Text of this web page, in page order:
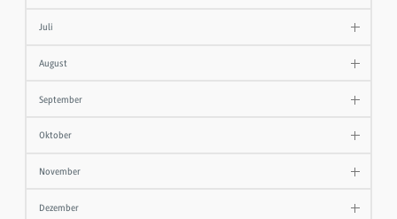
Juli
August
September
Oktober
November
Dezember